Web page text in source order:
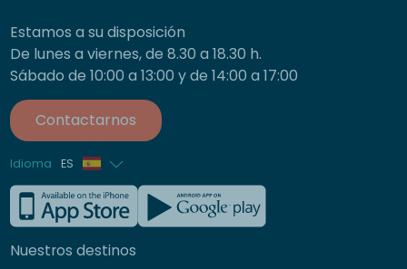
Estamos a su disposición
De lunes a viernes, de 8.30 a 18.30 h.
Sábado de 10:00 a 13:00 y de 14:00 a 17:00
Contactarnos
Idioma ES
Francés
Inglés
Alemán
Nuestros destinos